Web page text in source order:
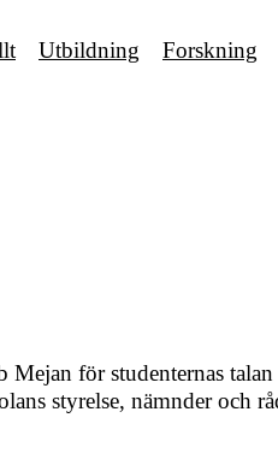
Utbildning Forskning
för studenternas talan
styrelse, nämnder och